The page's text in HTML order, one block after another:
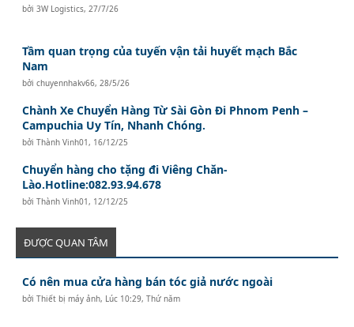
bởi3W Logistics, 27/7/26
Tầm quan trọng của tuyến vận tải huyết mạch Bắc
Nam
bởichuyennhakv66, 28/5/26
Chành Xe Chuyển Hàng Từ Sài Gòn Đi Phnom Penh –
Campuchia Uy Tín, Nhanh Chóng.
bởiThành Vinh01 , 16/12/25
Chuyển hàng cho tặng đi Viêng Chăn-
Lào.Hotline:082.93.94.678
bởiThành Vinh01 , 12/12/25
ĐƯỢC QUAN TÂM
Có nên mua cửa hàng bán tóc giả nước ngoài
bởiThiết bị máy ảnh, Lúc 10:29, Thứ năm